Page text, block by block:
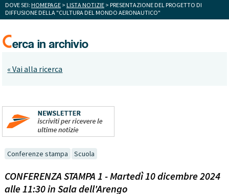
DOVE SEI: HOMEPAGE > LISTA NOTIZIE > PRESENTAZIONE DEL PROGETTO DI
DIFFUSIONE DELLA "CULTURA DEL MONDO AERONAUTICO"
« Vai alla ricerca
Conferenze stampa Scuola
CONFERENZA STAMPA 1 - Martedì 10 dicembre 2024
alle 11:30 in Sala dell'Arengo